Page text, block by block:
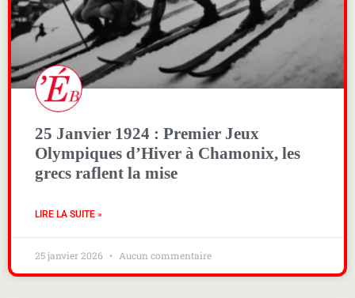
25 Janvier 1924 : Premier Jeux
Olympiques d’Hiver à Chamonix, les
grecs raflent la mise
LIRE LA SUITE »
25 janvier 2026 Aucun commentaire